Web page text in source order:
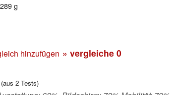
g
hinzufügen » vergleiche 0
2 Tests)